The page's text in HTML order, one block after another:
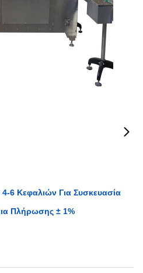
6 Κεφαλιών Για Συσκευασία
Πλήρωσης ± 1%